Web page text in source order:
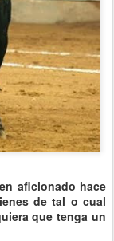
aficionado hace
de tal o cual
que tenga un